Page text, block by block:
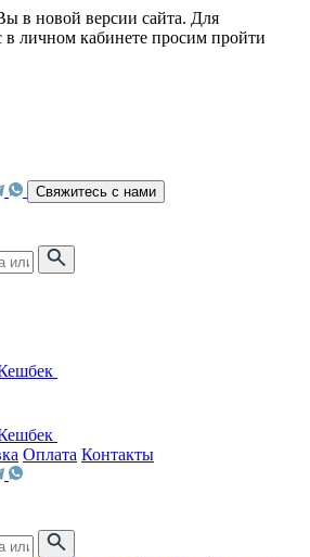
в новой версии сайта. Для
личном кабинете просим пройти
Свяжитесь с нами
Оплата Контакты